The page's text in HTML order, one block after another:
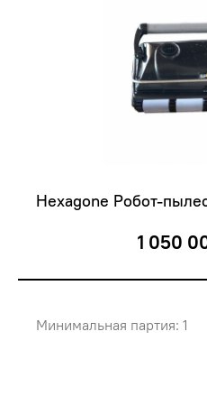
Hexagone Робот-
1 050
Минимальная партия: 1